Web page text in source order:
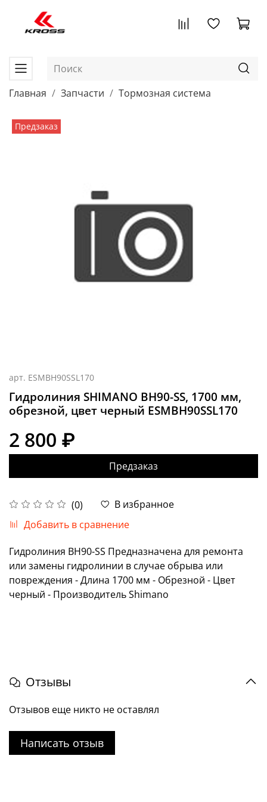
Главная Запчасти Тормозная система
Предзаказ
арт. ESMBH90SSL170
Гидролиния SHIMANO BH90-SS, 1700 мм,
обрезной, цвет черный ESMBH90SSL170
(0)
В избранное
Добавить в сравнение
2 800 ₽
Предзаказ
Гидролиния BH90-SS Предназначена для ремонта
или замены гидролинии в случае обрыва или
повреждения - Длина 1700 мм - Обрезной - Цвет
черный - Производитель Shimano
Отзывы
Отзывов еще никто не оставлял
Написать отзыв